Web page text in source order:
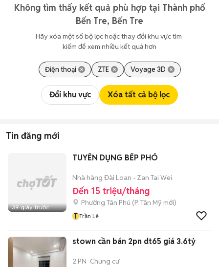
Không tìm thấy kết quả phù hợp tại Thành phố
Bến Tre, Bến Tre
Hãy xóa một số bộ lọc hoặc thay đổi khu vực tìm
kiếm để xem nhiều kết quả hơn
Điện thoại ZTE Voyage 3D
Đổi khu vực Xóa tất cả bộ lọc
Tin đăng mới
39 giây trước
TUYỂN DỤNG BẾP PHÓ
Nhà hàng Đài Loan - Zan Tai Wei
Đến 15 triệu/tháng
Phường Tân Phú (P. Tân Mỹ mới)
T Trần Lê
stown cần bán 2pn dt65 giá 3.6tỷ
2 PN Chung cư